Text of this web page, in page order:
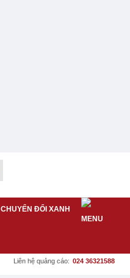
CHUYỂN ĐỔI XANH
Liên hệ quảng cáo: 024 36321588